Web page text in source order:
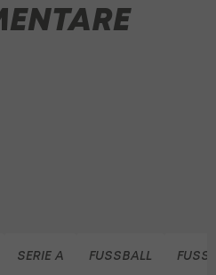
SERIE A FUSSBALL